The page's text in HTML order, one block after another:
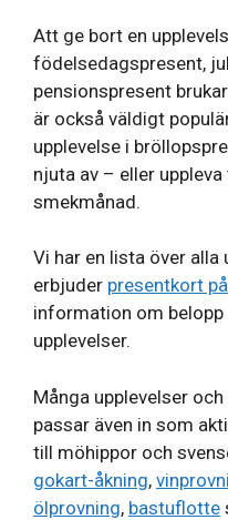
Att ge bort en
födelsedagspresent,
pensionspresent
är också väldigt
upplevelse i
njuta av – eller
smekmånad.
Vi har en lista över
erbjuder presentkort
information om
upplevelser.
Många upplevelser
passar även in som
till möhippor och
gokart-åkning,
ölprovning, bastuflotte